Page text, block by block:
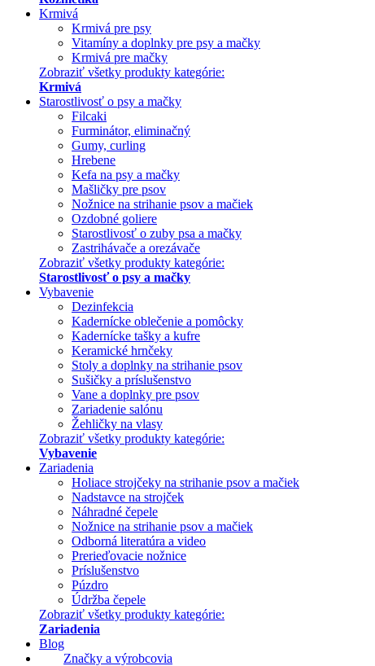
Krmivá
Krmivá pre psy
Vitamíny a doplnky pre psy a mačky
Krmivá pre mačky
Zobraziť všetky produkty kategórie:
Krmivá
Starostlivosť o psy a mačky
Filcaki
Furminátor, eliminačný
Gumy, curling
Hrebene
Kefa na psy a mačky
Mašličky pre psov
Nožnice na strihanie psov a mačiek
Ozdobné goliere
Starostlivosť o zuby psa a mačky
Zastrihávače a orezávače
Zobraziť všetky produkty kategórie:
Starostlivosť o psy a mačky
Vybavenie
Dezinfekcia
Kadernícke oblečenie a pomôcky
Kadernícke tašky a kufre
Keramické hrnčeky
Stoly a doplnky na strihanie psov
Sušičky a príslušenstvo
Vane a doplnky pre psov
Zariadenie salónu
Žehličky na vlasy
Zobraziť všetky produkty kategórie:
Vybavenie
Zariadenia
Holiace strojčeky na strihanie psov a mačiek
Nadstavce na strojček
Náhradné čepele
Nožnice na strihanie psov a mačiek
Odborná literatúra a video
Prerieďovacie nožnice
Príslušenstvo
Púzdro
Údržba čepele
Zobraziť všetky produkty kategórie:
Zariadenia
Blog
Značky a výrobcovia